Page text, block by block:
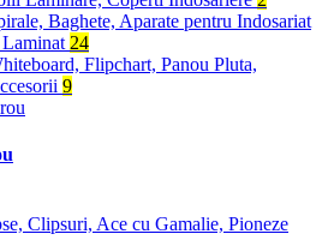
Baghete, Aparate pentru Indosariat
24
Flipchart, Panou Pluta,
9